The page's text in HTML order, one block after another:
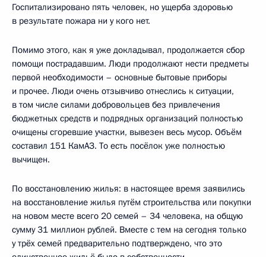
Госпитализировано пять человек, но ущерба здоровью
в результате пожара ни у кого нет.
Помимо этого, как я уже докладывал, продолжается сбор
помощи пострадавшим. Люди продолжают нести предметы
первой необходимости – основные бытовые приборы
и прочее. Люди очень отзывчиво отнеслись к ситуации,
в том числе силами добровольцев без привлечения
бюджетных средств и подрядных организаций полностью
очищены сгоревшие участки, вывезен весь мусор. Объём
составил 151 КамАЗ. То есть посёлок уже полностью
вычищен.
По восстановлению жилья: в настоящее время заявились
на восстановление жилья путём строительства или покупки
на новом месте всего 20 семей – 34 человека, на общую
сумму 31 миллион рублей. Вместе с тем на сегодня только
у трёх семей предварительно подтверждено, что это